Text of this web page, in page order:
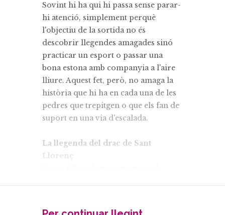
Sovint hi ha qui hi passa sense parar-
hi atenció, simplement perquè
l'objectiu de la sortida no és
descobrir llegendes amagades sinó
practicar un esport o passar una
bona estona amb companyia a l'aire
lliure. Aquest fet, però, no amaga la
història que hi ha en cada una de les
pedres que trepitgen o que els fan de
suport en una via d'escalada.
La llegenda del drac de Sant
Llorenç